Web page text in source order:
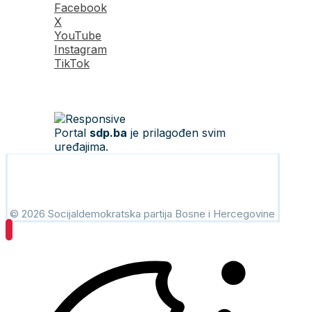
Facebook
X
YouTube
Instagram
TikTok
Portal sdp.ba je prilagođen svim
uređajima.
© 2026 Socijaldemokratska partija Bosne i Hercegovine